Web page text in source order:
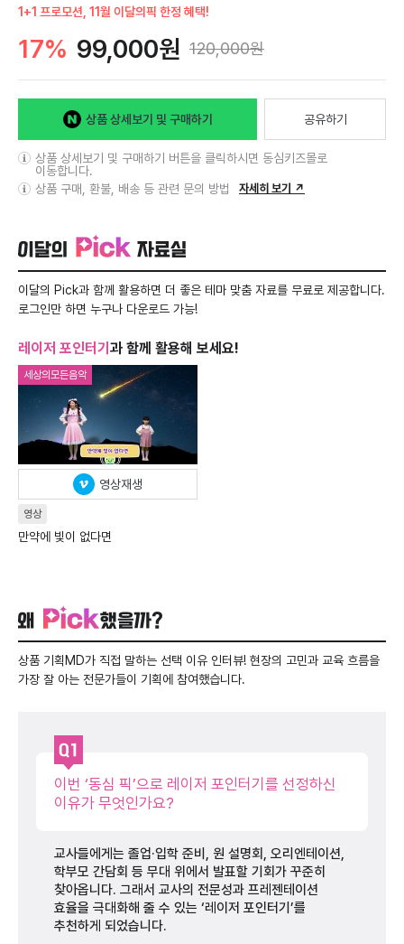
1+1 프로모션, 11월 이달의픽 한정 혜택!
17% 99,000원 120,000원
상품 상세보기 및 구매하기 공유하기
상품 상세보기 및 구매하기 버튼을 클릭하시면 동심키즈몰로
이동합니다.
상품 구매, 환불, 배송 등 관련 문의 방법
자세히 보기 ↗
이달의 Pick과 함께 활용하면 더 좋은 테마 맞춤 자료를 무료로 제공합니다.
로그인만 하면 누구나 다운로드 가능!
레이저 포인터기 과 함께 활용해 보세요!
세상의모든음악
영상재생
영상
만약에 빛이 없다면
상품 기획MD가 직접 말하는 선택 이유 인터뷰! 현장의 고민과 교육 흐름을
가장 잘 아는 전문가들이 기획에 참여했습니다.
이번 ‘동심 픽’으로 레이저 포인터기를 선정하신
이유가 무엇인가요?
교사들에게는 졸업·입학 준비, 원 설명회, 오리엔테이션,
학부모 간담회 등 무대 위에서 발표할 기회가 꾸준히
찾아옵니다. 그래서 교사의 전문성과 프레젠테이션
효율을 극대화해 줄 수 있는 ‘레이저 포인터기’를
추천하게 되었습니다.